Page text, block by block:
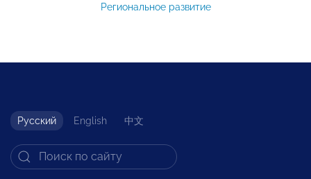
Региональное развитие
Русский English 中文